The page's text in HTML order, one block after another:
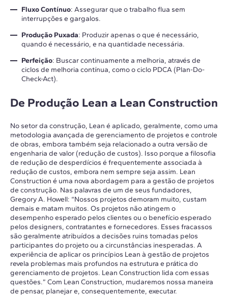
Fluxo Contínuo: Assegurar que o trabalho flua sem
interrupções e gargalos.
Produção Puxada: Produzir apenas o que é necessário,
quando é necessário, e na quantidade necessária.
Perfeição: Buscar continuamente a melhoria, através de
ciclos de melhoria contínua, como o ciclo PDCA (Plan-Do-
Check-Act).
De Produção Lean a Lean Construction
No setor da construção, Lean é aplicado, geralmente, como uma
metodologia avançada de gerenciamento de projetos e controle
de obras, embora também seja relacionado a outra versão de
engenharia de valor (redução de custos). Isso porque a filosofia
de redução de desperdícios é frequentemente associada à
redução de custos, embora nem sempre seja assim. Lean
Construction é uma nova abordagem para a gestão de projetos
de construção. Nas palavras de um de seus fundadores,
Gregory A. Howell: “Nossos projetos demoram muito, custam
demais e matam muitos. Os projetos não atingem o
desempenho esperado pelos clientes ou o benefício esperado
pelos designers, contratantes e fornecedores. Esses fracassos
são geralmente atribuídos a decisões ruins tomadas pelos
participantes do projeto ou a circunstâncias inesperadas. A
experiência de aplicar os princípios Lean à gestão de projetos
revela problemas mais profundos na estrutura e prática do
gerenciamento de projetos. Lean Construction lida com essas
questões.” Com Lean Construction, mudaremos nossa maneira
de pensar, planejar e, consequentemente, executar.